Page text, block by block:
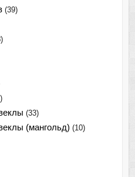
(39)
(33)
(мангольд) (10)